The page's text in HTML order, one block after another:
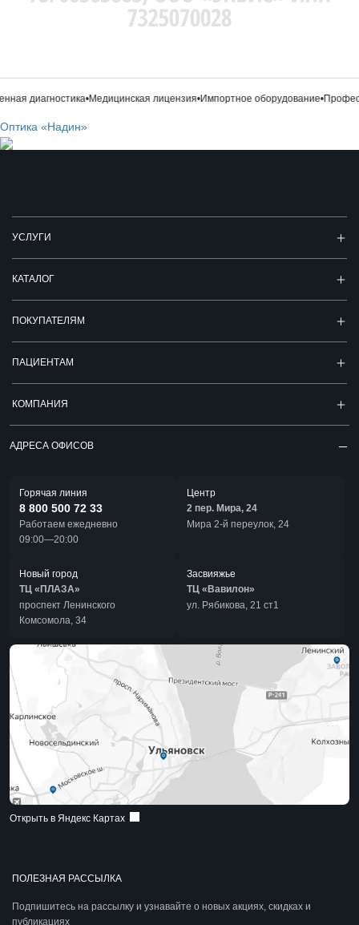
диагностика•Медицинская лицензия•Импортное оборудование•
Оптика «Надин»
ПОЛЕЗНАЯ РАССЫЛКА
Подпишитесь на рассылку и узнавайте о новых акциях, скидках и
публикациях
УСЛУГИ
КАТАЛОГ
ПОКУПАТЕЛЯМ
ПАЦИЕНТАМ
КОМПАНИЯ
АДРЕСА ОФИСОВ
Горячая линия
8 800 500 72 33
Работаем ежедневно
09:00—20:00
Центр
2 пер. Мира, 24
Мира 2-й переулок, 24
Новый город
ТЦ «ПЛАЗА»
проспект Ленинского
Комсомола, 34
Засвияжье
ТЦ «Вавилон»
ул. Рябикова, 21 ст1
Открыть в Яндекс Картах